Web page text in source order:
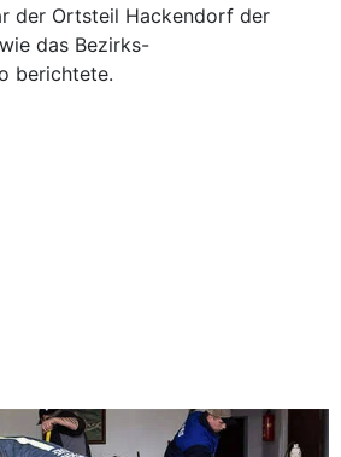
der Ortsteil Hackendorf der
das Bezirks-
berichtete.